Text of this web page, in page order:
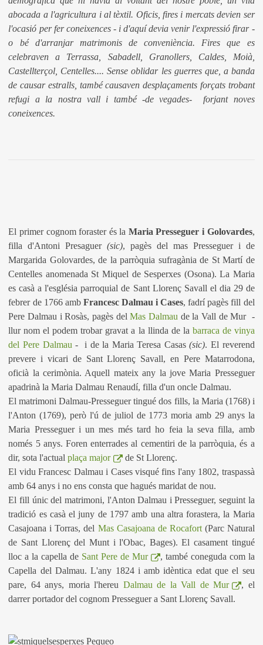
abocada a l'agricultura i al tèxtil. Oficis, fires i mercats devien ser
l'ocasió per fer coneixences - i d'aquí devia venir l'expressió firar -
o bé d'arranjar matrimonis de conveniència. Fires que es
celebraven a Terrassa, Sabadell, Granollers, Caldes, Moià,
Castellterçol, Centelles.... Sense oblidar les guerres que, a banda
de causar estralls, també causaven desplaçaments forçats trobant
refugi a la nostra vall i també -de vegades- forjant noves
coneixences.
El primer cognom foraster és la Maria Presseguer i Golovardes,
filla d'Antoni Presaguer(sic), pagès del mas Presseguer i de
Margarida Golovardes, de la parròquia sufragània de St Martí de
Centelles anomenada St Miquel de Sesperxes (Osona). La Maria
es casà a l'església parroquial de Sant Llorenç Savall el dia 29 de
febrer de 1766 amb Francesc Dalmau i Cases, fadrí pagès fill del
Pere Dalmau i Rosàs, pagès delMas Dalmau de la Vall de Mur -
llur nom el podem trobar gravat a la llinda de la barraca de vinya
del Pere Dalmau- i de la Maria Teresa Casas(sic). El reverend
prevere i vicari de Sant Llorenç Savall, en Pere Matarrodona,
oficià la cerimònia. Aquell mateix any la jove Maria Presseguer
apadrinà la Maria Dalmau Renaudí, filla d'un oncle Dalmau.
El matrimoni Dalmau-Presseguer tingué dos fills, la Maria (1768) i
l'Anton (1769), però l'ú de juliol de 1773 moria amb 29 anys la
Maria Presseguer i un mes més tard ho feia la seva filla, amb
només 5 anys. Foren enterrades al cementiri de la parròquia, és a
dir, sota l'actualplaça major
de St Llorenç.
El vidu Francesc Dalmau i Cases visqué fins l'any 1802, traspassà
amb 64 anys i no ens consta que hagués maridat de nou.
El fill únic del matrimoni, l'Anton Dalmau i Presseguer, seguint la
tradició es casà el juny de 1797 amb una altra forastera, la Maria
Casajoana i Torras, del Mas Casajoana de Rocafort(Parc Natural
de Sant Llorenç del Munt i l'Obac, Bages). El casament tingué
lloc a la capella de Sant Pere de Mur
, també coneguda com la
Capella del Dalmau. L'any 1824 i amb idèntica edat que el seu
pare, 64 anys, moria l'hereu Dalmau de la Vall de Mur
, el
darrer portador del cognom Presseguer a Sant Llorenç Savall.